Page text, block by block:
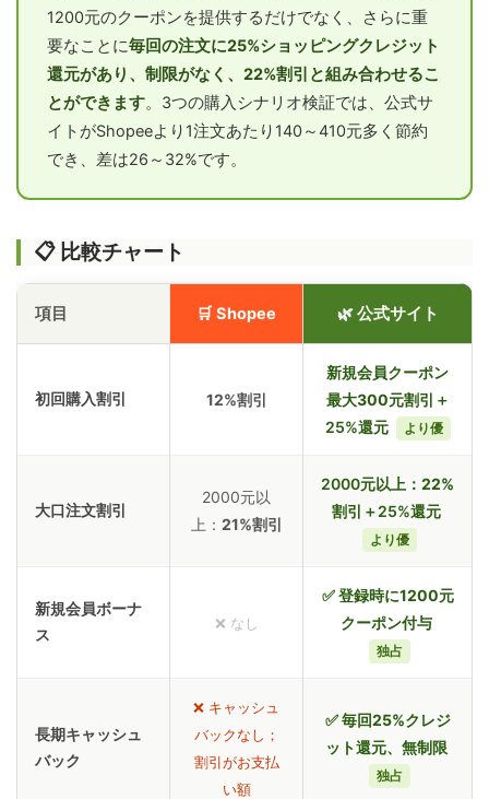
1200元のクーポンを提供するだけでなく、さらに重
要なことに毎回の注文に25%ショッピングクレジット
還元があり、制限がなく、22%割引と組み合わせるこ
とができます。3つの購入シナリオ検証では、公式サ
イトがShopeeより1注文あたり140～410元多く節約
でき、差は26～32%です。
📋 比較チャート
項目 🛒 Shopee 🌿 公式サイト
初回購入割引 12%割引
新規会員クーポン
最大300元割引 ＋
25%還元
より優
大口注文割引
2000元以
上： 21%割引
2000元以上： 22%
割引 ＋25%還元
より優
新規会員ボーナ
ス
❌ なし
✅ 登録時に1200元
クーポン付与
独占
長期キャッシュ
バック
❌ キャッシュ
バックなし；
割引がお支払
い額
✅毎回25%クレジ
ット還元、無制限
独占